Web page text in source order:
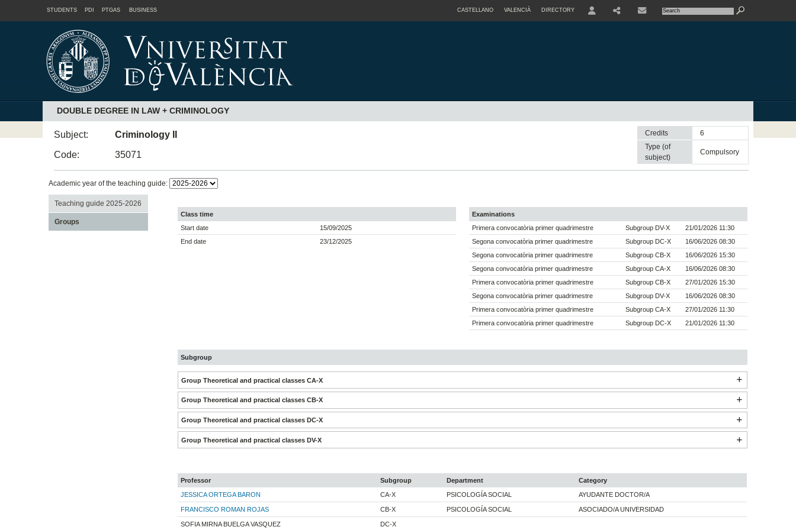
STUDENTS PDI PTGAS BUSINESS CASTELLANO VALENCIÀ DIRECTORY
DOUBLE DEGREE IN LAW + CRIMINOLOGY
Subject:
Criminology II
Code:
35071
Credits
6
Type (of
subject)
compulsory
Academic year of the teaching guide:
Teaching guide 2025-2026
Groups
Class time
Start date
15/09/2025
End date
23/12/2025
Examinations
Primera convocatòria primer quadrimestre
Subgroup DV-X
21/01/2026 11:30
Segona convocatòria primer quadrimestre
Subgroup DC-X
16/06/2026 08:30
Segona convocatòria primer quadrimestre
Subgroup CB-X
16/06/2026 15:30
Segona convocatòria primer quadrimestre
Subgroup CA-X
16/06/2026 08:30
Primera convocatòria primer quadrimestre
Subgroup CB-X
27/01/2026 15:30
Segona convocatòria primer quadrimestre
Subgroup DV-X
16/06/2026 08:30
Primera convocatòria primer quadrimestre
Subgroup CA-X
27/01/2026 11:30
Primera convocatòria primer quadrimestre
Subgroup DC-X 21/01/2026 11:30
Subgroup
Group Theoretical and practical classes CA-X
Group Theoretical and practical classes CB-X
Group Theoretical and practical classes DC-X
Group Theoretical and practical classes DV-X
Professor Subgroup Department
Category
JESSICA ORTEGA BARON
CA-X PSICOLOGÍA SOCIAL AYUDANTE DOCTOR/A
FRANCISCO ROMAN ROJAS CB-X PSICOLOGÍA SOCIAL ASOCIADO/A UNIVERSIDAD
SOFIA MIRNA BUELGA VASQUEZ DC-X